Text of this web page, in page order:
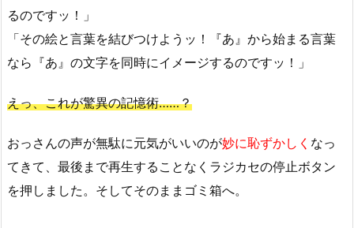
るのですッ！」
「その絵と言葉を結びつけようッ！『あ』から始まる言葉
なら『あ』の文字を同時にイメージするのですッ！」
えっ、これが驚異の記憶術……？
おっさんの声が無駄に元気がいいのが妙に恥ずかしく なっ
てきて、最後まで再生することなくラジカセの停止ボタン
を押しました。そしてそのままゴミ箱へ。